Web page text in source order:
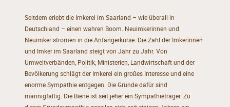
Seitdem erlebt die Imkerei im Saarland – wie überall in
Deutschland – einen wahren Boom. Neuimkerinnen und
Neuimker strömen in die Anfängerkurse. Die Zahl der Imkerinnen
und Imker im Saarland steigt von Jahr zu Jahr. Von
Umweltverbänden, Politik, Ministerien, Landwirtschaft und der
Bevölkerung schlägt der Imkerei ein großes Interesse und eine
enorme Sympathie entgegen. Die Gründe dafür sind
mannigfaltig. Die Biene ist seit jeher ein Sympathieträger. Zu